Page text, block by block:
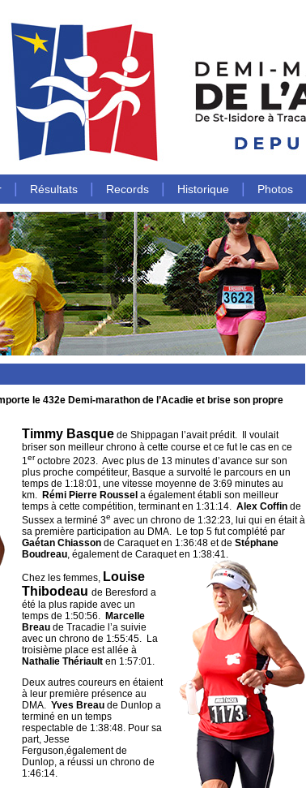
Résultats Records Historique Photos
le 432e Demi-marathon de l’Acadie et brise son propre
Timmy Basque de Shippagan l’avait prédit. Il voulait
briser son meilleur chrono à cette course et ce fut le cas en ce
1er octobre 2023. Avec plus de 13 minutes d’avance sur son
plus proche compétiteur, Basque a survolté le parcours en un
temps de 1:18:01, une vitesse moyenne de 3:69 minutes au
km. Rémi Pierre Roussel a également établi son meilleur
temps à cette compétition, terminant en 1:31:14. Alex Coffin de
Sussex a terminé 3e avec un chrono de 1:32:23, lui qui en était à
sa première participation au DMA. Le top 5 fut complété par
Gaétan Chiasson de Caraquet en 1:36:48 et de Stéphane
Boudreau, également de Caraquet en 1:38:41.
Chez les femmes, Louise
Thibodeau de Beresford a
été la plus rapide avec un
temps de 1:50:56. Marcelle
Breau de Tracadie l’a suivie
avec un chrono de 1:55:45. La
troisième place est allée à
Nathalie Thériault en 1:57:01.
Deux autres coureurs en étaient
à leur première présence au
DMA. Yves Breau de Dunlop a
terminé en un temps
respectable de 1:38:48. Pour sa
part, Jesse
Ferguson,également de
Dunlop, a réussi un chrono de
1:46:14.